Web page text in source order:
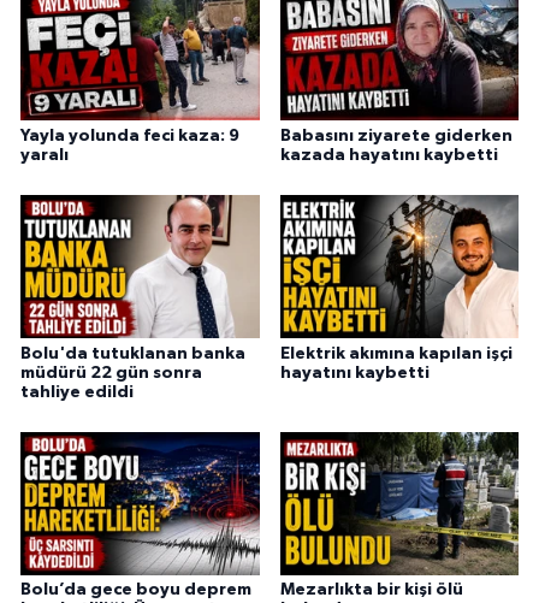
Yayla yolunda feci kaza: 9
yaralı
Babasını ziyarete giderken
kazada hayatını kaybetti
Bolu'da tutuklanan banka
müdürü 22 gün sonra
tahliye edildi
Elektrik akımına kapılan işçi
hayatını kaybetti
Bolu’da gece boyu deprem
Mezarlıkta bir kişi ölü